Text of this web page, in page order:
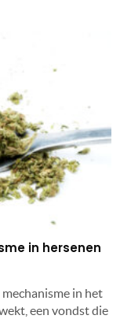
in hersenen
in het
een vondst die